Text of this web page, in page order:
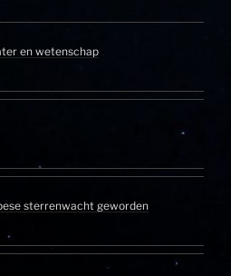
en wetenschap
sterrenwacht geworden